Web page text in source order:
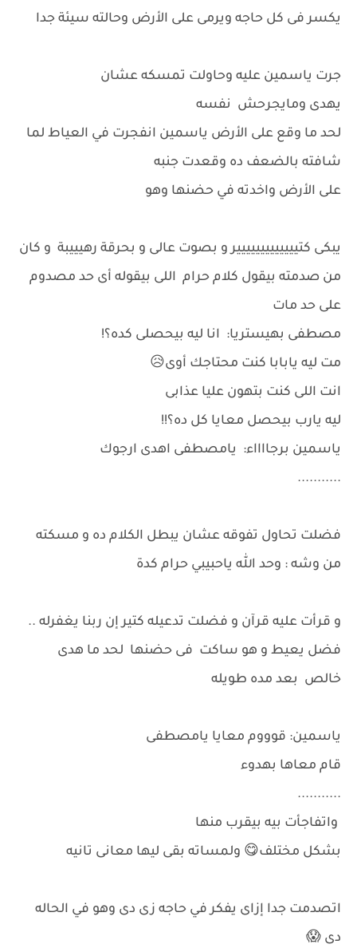
يكسر فى كل حاجه ويرمى على الأرض وحالته سيئة جدا
جرت ياسمين عليه وحاولت تمسكه عشان
يهدى ومايجرحش نفسه
لحد ما وقع على الأرض ياسمين انفجرت في العياط لما
شافته بالضعف ده وقعدت جنبه
على الأرض واخدته في حضنها وهو
يبكى كتييييييييييييير و بصوت عالى و بحرقة رهيييبة و كان
من صدمته بيقول كلام حرام اللى بيقوله أى حد مصدوم
على حد مات
مصطفى بهيستريا: انا ليه بيحصلى كده؟!
مت ليه يابابا كنت محتاجك أوى😥
انت اللى كنت بتهون عليا عذابى
ليه يارب بيحصل معايا كل ده؟!!
ياسمين برجااااء: يامصطفى اهدى ارجوك
...........
فضلت تحاول تفوقه عشان يبطل الكلام ده و مسكته
من وشه : وحد الله ياحبيبي حرام كدة
و قرأت عليه قرآن و فضلت تدعيله كتير إن ربنا يغفرله ..
فضل يعيط و هو ساكت فى حضنها لحد ما هدى
خالص بعد مده طويله
ياسمين: قوووم معايا يامصطفى
قام معاها بهدوء
...........
واتفاجأت بيه بيقرب منها
بشكل مختلف😋 ولمساته بقى ليها معانى تانيه
اتصدمت جدا إزاى يفكر في حاجه زى دى وهو في الحاله
دى 😱